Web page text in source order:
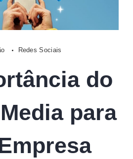
Redes Sociais
do
para